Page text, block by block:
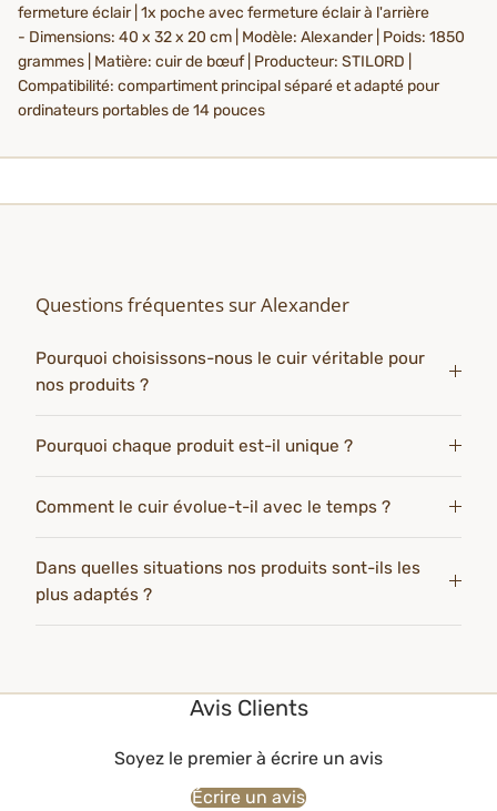
fermeture éclair | 1x poche avec fermeture éclair à l'arrière
- Dimensions: 40 x 32 x 20 cm | Modèle: Alexander | Poids: 1850
grammes | Matière: cuir de bœuf | Producteur: STILORD |
Compatibilité: compartiment principal séparé et adapté pour
ordinateurs portables de 14 pouces
Questions fréquentes sur Alexander
Pourquoi choisissons-nous le cuir véritable pour
nos produits ?
Pourquoi chaque produit est-il unique ?
Comment le cuir évolue-t-il avec le temps ?
Dans quelles situations nos produits sont-ils les
plus adaptés ?
Avis Clients
Soyez le premier à écrire un avis
Écrire un avis